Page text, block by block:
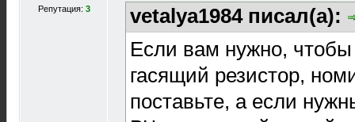
Репутация: 3
vetalya1984 писал(а):
Если вам нужно, чтобы
гасящий резистор,
поставьте, а если